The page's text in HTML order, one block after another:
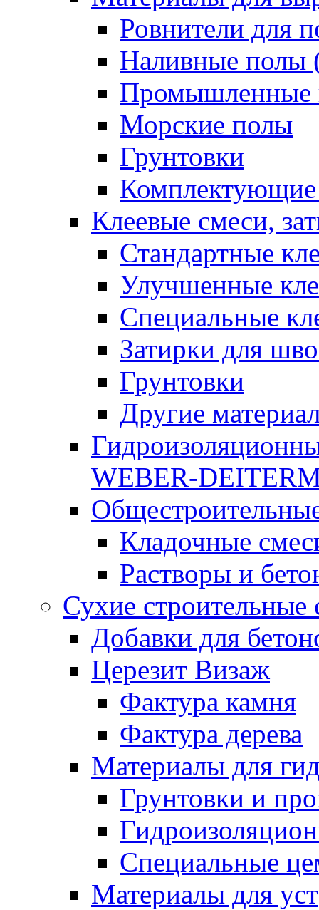
Ровнители для
Наливные полы
Промышленные
Морские полы
Грунтовки
Клеевые смеси,
Стандартные
Улучшенные
Специальные
Затирки для
Грунтовки
Другие
WEBER-
Кладочные
Растворы и
Сухие строительные
Добавки для
Церезит Визаж
Фактура камня
Фактура дерева
Материалы для
Грунтовки и
Специальные
Материалы для